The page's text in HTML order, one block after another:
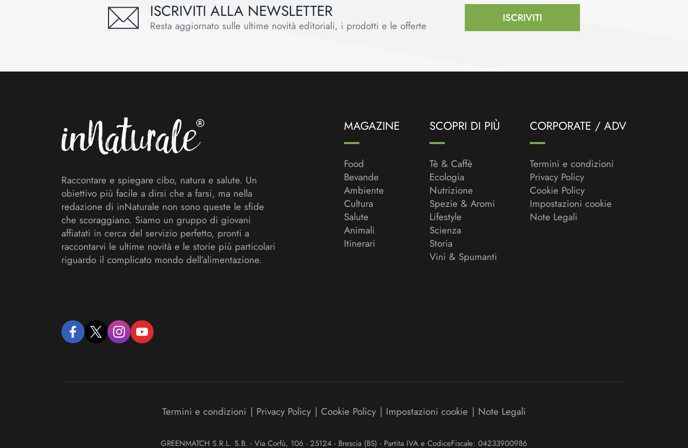
ISCRIVITI ALLA NEWSLETTER
Resta aggiornato sulle ultime novità editoriali, i prodotti e le offerte
ISCRIVITI
Raccontare e spiegare cibo, natura e salute. Un
obiettivo più facile a dirsi che a farsi, ma nella
redazione di inNaturale non sono queste le sfide
che scoraggiano. Siamo un gruppo di giovani
affiatati in cerca del servizio perfetto, pronti a
raccontarvi le ultime novità e le storie più particolari
riguardo il complicato mondo dell’alimentazione.
facebooktwitter instagramyoutube
MAGAZINE
Food
Bevande
Ambiente
Cultura
Salute
Animali
Itinerari
SCOPRI DI PIÙ
Tè & Caffè
Ecologia
Nutrizione
Spezie & Aromi
Lifestyle
Scienza
Storia
Vini & Spumanti
CORPORATE / ADV
Termini e condizioni
Privacy Policy
Cookie Policy
Impostazioni cookie
Note Legali
Termini e condizioni | Privacy Policy | Cookie Policy | Impostazioni cookie | Note Legali
GREENMATCH S.R.L. S.B. - Via Corfù, 106 - 25124 - Brescia (BS) - Partita IVA e CodiceFiscale: 04233900986